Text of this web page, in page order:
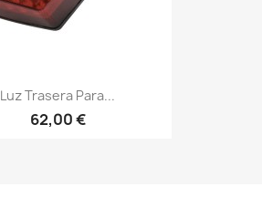
Luz Trasera Para...
62,00 €